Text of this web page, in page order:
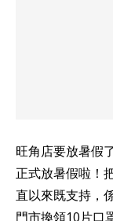
旺角店要放暑假
正式放暑假啦！
直以來既支持，
門市換領10片口